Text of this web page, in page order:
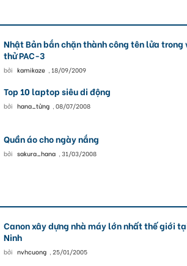
Nhật Bản bắn chặn thành công tên lửa trong
thử PAC-3
bởi kamikaze , 18/09/2009
Top 10 laptop siêu di động
bởi hana_tửng , 08/07/2008
Quần áo cho ngày nắng
bởi sakura_hana , 31/03/2008
Canon xây dựng nhà máy lớn nhất thế giới
Ninh
bởi nvhcuong , 25/01/2005